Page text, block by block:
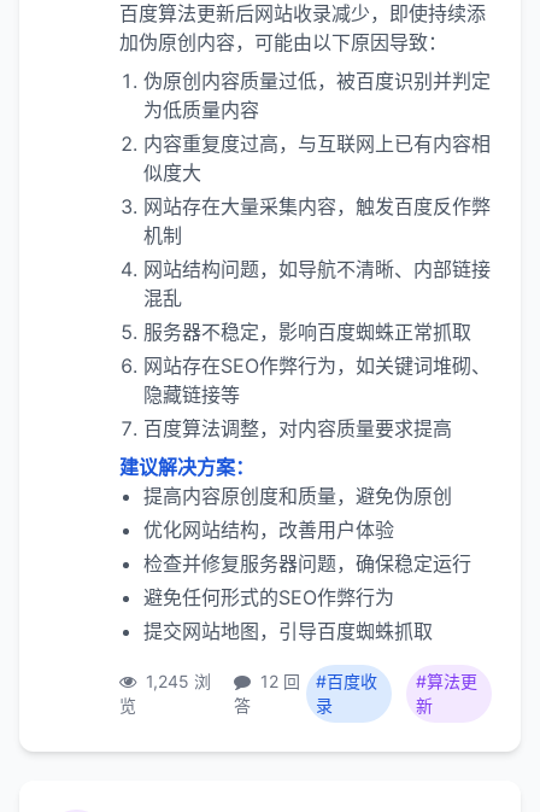
百度算法更新后网站收录减少，即使持续添
加伪原创内容，可能由以下原因导致：
伪原创内容质量过低，被百度识别并判定
为低质量内容
内容重复度过高，与互联网上已有内容相
似度大
网站存在大量采集内容，触发百度反作弊
机制
网站结构问题，如导航不清晰、内部链接
混乱
服务器不稳定，影响百度蜘蛛正常抓取
网站存在SEO作弊行为，如关键词堆砌、
隐藏链接等
百度算法调整，对内容质量要求提高
建议解决方案：
提高内容原创度和质量，避免伪原创
优化网站结构，改善用户体验
检查并修复服务器问题，确保稳定运行
避免任何形式的SEO作弊行为
提交网站地图，引导百度蜘蛛抓取
1,245 浏
览
12 回
答
#百度收
录
#算法更
新